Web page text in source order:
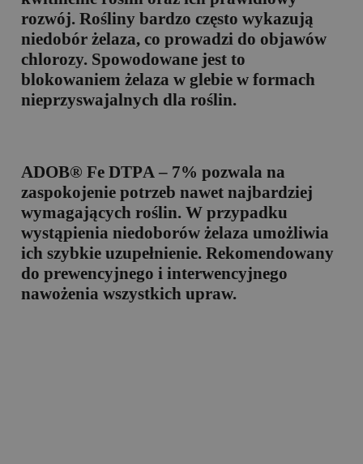
rozwój. Rośliny bardzo często wykazują
niedobór żelaza, co prowadzi do objawów
chlorozy. Spowodowane jest to
blokowaniem żelaza w glebie w formach
nieprzyswajalnych dla roślin.
ADOB® Fe DTPA – 7% pozwala na
zaspokojenie potrzeb nawet najbardziej
wymagających roślin. W przypadku
wystąpienia niedoborów żelaza umożliwia
ich szybkie uzupełnienie. Rekomendowany
do prewencyjnego i interwencyjnego
nawożenia wszystkich upraw.